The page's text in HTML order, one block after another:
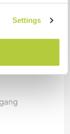
Settings
beach Is not